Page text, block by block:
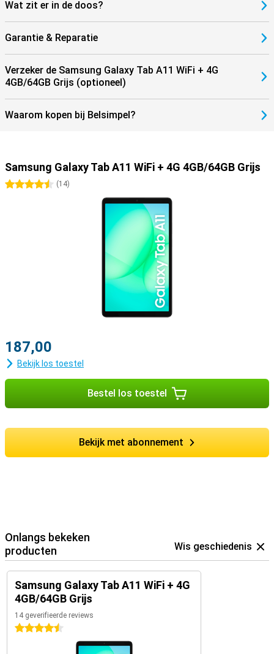
Wat zit er in de doos?
Garantie & Reparatie
Verzeker de Samsung Galaxy Tab A11 WiFi + 4G
4GB/64GB Grijs (optioneel)
Waarom kopen bij Belsimpel?
Samsung Galaxy Tab A11 WiFi + 4G 4GB/64GB Grijs
4.5 sterren
(14)
187,00
Bekijk los toestel
Bestel los toestel
Bekijk met abonnement
Onlangs bekeken
producten
Wis geschiedenis
Samsung Galaxy Tab A11 WiFi + 4G
4GB/64GB Grijs
14 geverifieerde reviews
4.5 sterren